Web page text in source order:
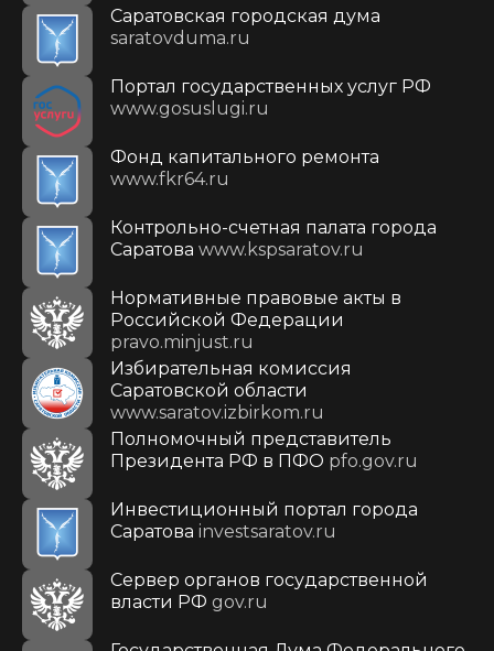
Саратовская городская дума
saratovduma.ru
Портал государственных услуг РФ
www.gosuslugi.ru
Фонд капитального ремонта
www.fkr64.ru
Контрольно-счетная палата города
Саратова www.kspsaratov.ru
Нормативные правовые акты в
Российской Федерации
pravo.minjust.ru
Избирательная комиссия
Саратовской области
www.saratov.izbirkom.ru
Полномочный представитель
Президента РФ в ПФО pfo.gov.ru
Инвестиционный портал города
Саратова investsaratov.ru
Сервер органов государственной
власти РФ gov.ru